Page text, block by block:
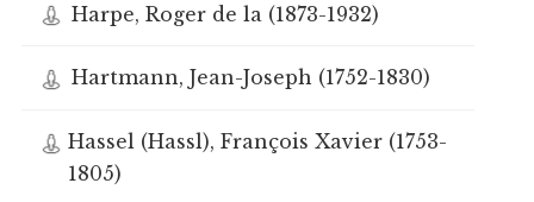
Harpe, Roger de la (1873-1932)
Hartmann, Jean-Joseph (1752-1830)
Hassel (Hassl), François Xavier (1753-
1805)